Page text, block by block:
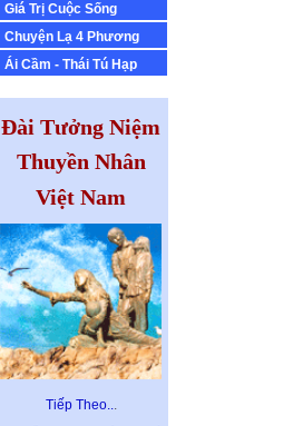
Giá Trị Cuộc Sống
Chuyện Lạ 4 Phương
Ái Cầm - Thái Tú Hạp
Đài Tưởng Niệm
Thuyền Nhân
Việt Nam
Tiếp Theo...